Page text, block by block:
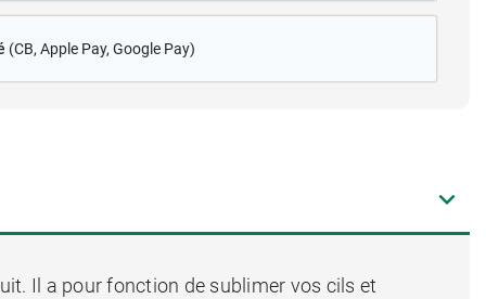
(CB, Apple Pay, Google Pay)
Il a pour fonction de sublimer vos cils et